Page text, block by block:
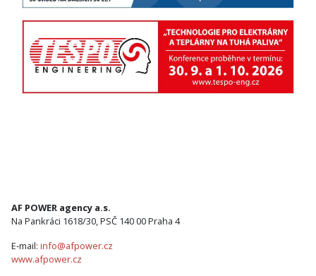
AF POWER agency a.s.
Na Pankráci 1618/30, PSČ 140 00 Praha 4
E-mail: info@afpower.cz
www.afpower.cz